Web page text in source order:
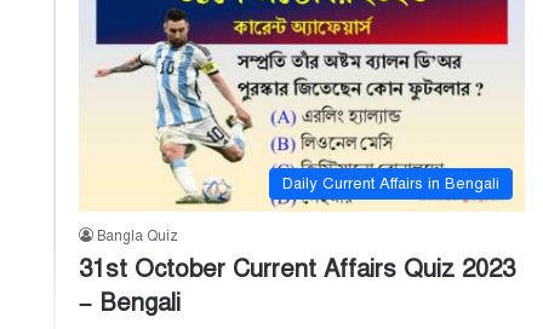
Daily Current Affairs in Bengali
Bangla Quiz
31st October Current Affairs Quiz 2023
– Bengali